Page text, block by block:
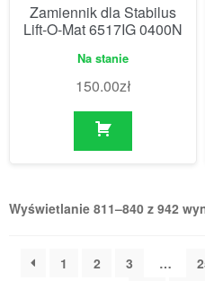
Zamiennik dla Stabilus
Lift-O-Mat 6517IG 0400N
Na stanie
150.00zł
Wyświetlanie 811–840 z 942
1 2 3 …